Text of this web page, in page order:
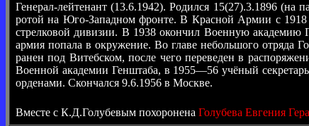
Генерал-лейтенант (13.6.1942). Родился 15(27).3.1896
ротой на Юго-Западном фронте. В Красной Армии с
стрелковой дивизии. В 1938 окончил Военную
армия попала в окружение. Во главе небольшого отряда
ранен под Витебском, после чего переведен в
Военной академии Генштаба, в 1955—56 учёный
орденами. Скончался 9.6.1956 в Москве.
Вместе с К.Д.Голубевым похоронена Голубева Евгения